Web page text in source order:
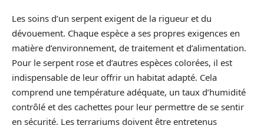
Les soins d’un serpent exigent de la rigueur et du
dévouement. Chaque espèce a ses propres exigences en
matière d’environnement, de traitement et d’alimentation.
Pour le serpent rose et d’autres espèces colorées, il est
indispensable de leur offrir un habitat adapté. Cela
comprend une température adéquate, un taux d’humidité
contrôlé et des cachettes pour leur permettre de se sentir
en sécurité. Les terrariums doivent être entretenus